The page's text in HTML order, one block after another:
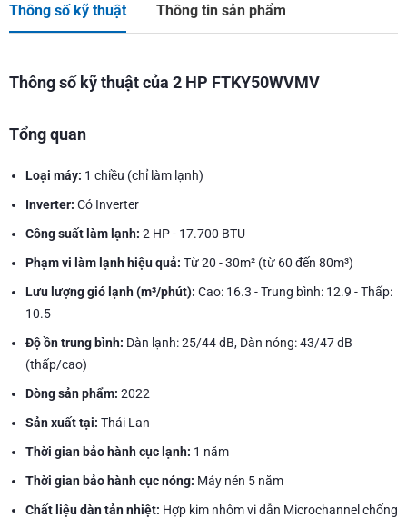
Thông số kỹ thuật Thông tin sản phẩm
Thông số kỹ thuật của 2 HP FTKY50WVMV
Tổng quan
Loại máy: 1 chiều (chỉ làm lạnh)
Inverter: Có Inverter
Công suất làm lạnh: 2 HP - 17.700 BTU
Phạm vi làm lạnh hiệu quả: Từ 20 - 30m² (từ 60 đến 80m³)
Lưu lượng gió lạnh (m³/phút): Cao: 16.3 - Trung bình: 12.9 - Thấp:
10.5
Độ ồn trung bình: Dàn lạnh: 25/44 dB, Dàn nóng: 43/47 dB
(thấp/cao)
Dòng sản phẩm: 2022
Sản xuất tại: Thái Lan
Thời gian bảo hành cục lạnh: 1 năm
Thời gian bảo hành cục nóng: Máy nén 5 năm
Chất liệu dàn tản nhiệt: Hợp kim nhôm vi dẫn Microchannel chống